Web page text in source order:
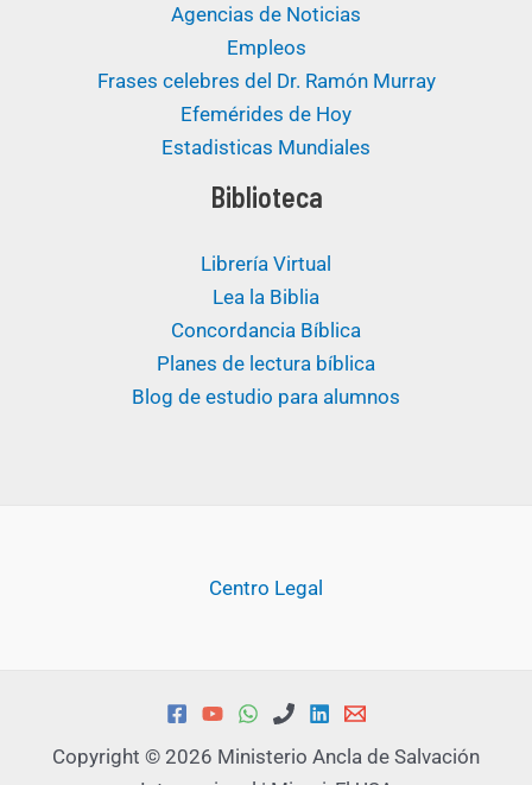
Agencias de Noticias
Empleos
Frases celebres del Dr. Ramón Murray
Efemérides de Hoy
Estadisticas Mundiales
Biblioteca
Librería Virtual
Lea la Biblia
Concordancia Bíblica
Planes de lectura bíblica
Blog de estudio para alumnos
Centro Legal
Copyright © 2026 Ministerio Ancla de Salvación